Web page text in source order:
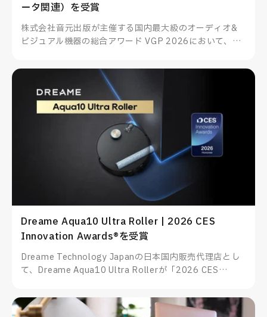
ータ関連）を受賞
株式会社音元出版が主催する国内最大級のオーディオ&
ビジュアル機器の総合アワード VGP 2026において、
ン・PC関連アクセサリー（データ関連）を受賞したこと
をお知らせいたします。
Dreame Aqua10 Ultra Roller | 2026 CES
Innovation Awards®を受賞
Dreame Technology Japanの日本国内販売代理店とし
て、Dreame Aqua10 Ultra Rollerが「2026 CES
します。